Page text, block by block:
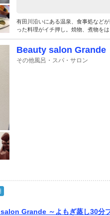
有田川沿いにある温泉、食事処など
った料理がイチ押し。焼物、煮物を
Beauty salon Grande
その他風呂・スパ・サロン
Grande ～よもぎ蒸し30分